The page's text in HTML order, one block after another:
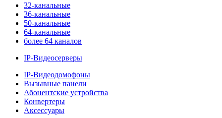
32-канальные
36-канальные
50-канальные
64-канальные
более 64 каналов
IP-Видеосерверы
IP-Видеодомофоны
Вызывные панели
Абонентские устройства
Конвертеры
Аксессуары